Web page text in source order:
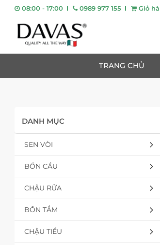
08:00 - 17:00 0989 977 155 Giỏ
TRANG CHỦ
DANH MỤC
SEN VÒI
BỒN CẦU
CHẬU RỬA
BỒN TẮM
CHẬU TIỂU